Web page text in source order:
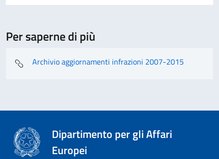
Per saperne di più
Archivio aggiornamenti infrazioni 2007-2015
Dipartimento per gli Affari
Europei